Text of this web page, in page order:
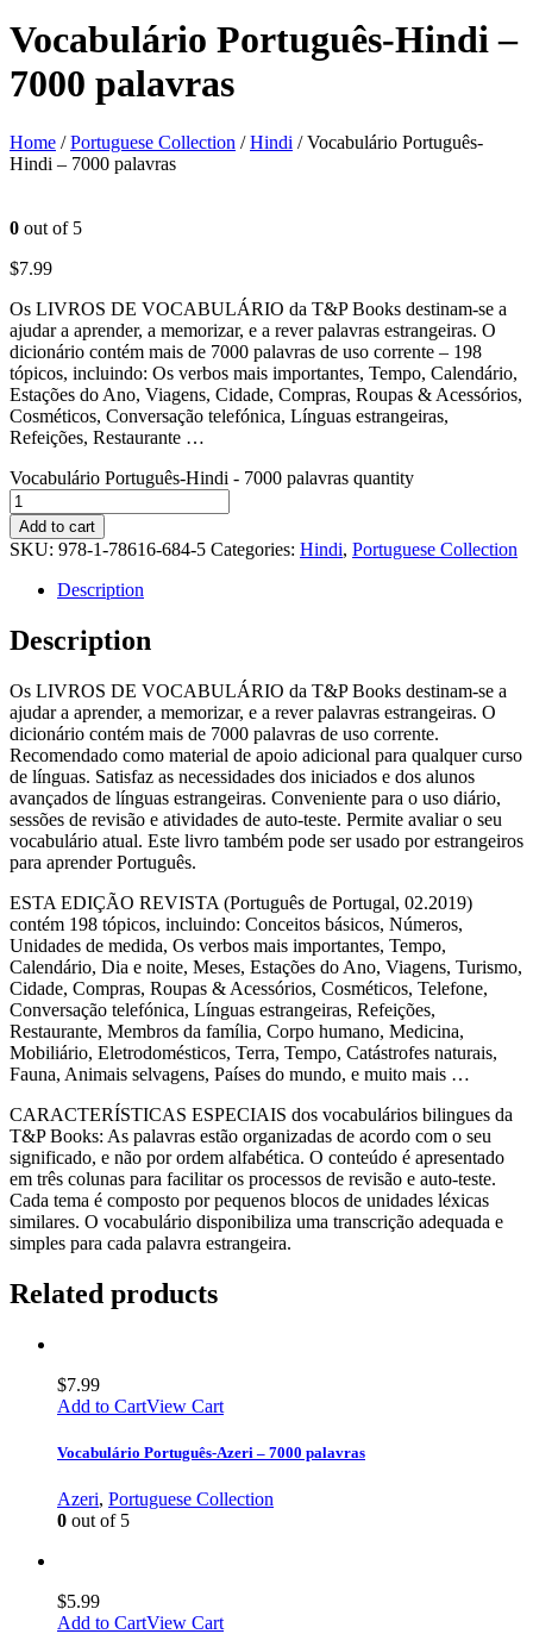
Vocabulário Português-Hindi –
7000 palavras
Home /Portuguese Collection /Hindi / Vocabulário Português-
Hindi – 7000 palavras
0 out of 5
$7.99
Os LIVROS DE VOCABULÁRIO da T&P Books destinam-se a
ajudar a aprender, a memorizar, e a rever palavras estrangeiras. O
dicionário contém mais de 7000 palavras de uso corrente – 198
tópicos, incluindo: Os verbos mais importantes, Tempo, Calendário,
Estações do Ano, Viagens, Cidade, Compras, Roupas & Acessórios,
Cosméticos, Conversação telefónica, Línguas estrangeiras,
Refeições, Restaurante …
Vocabulário Português-Hindi - 7000 palavras quantity
Add to cart
SKU: 978-1-78616-684-5 Categories: Hindi, Portuguese Collection
Description
Description
Os LIVROS DE VOCABULÁRIO da T&P Books destinam-se a
ajudar a aprender, a memorizar, e a rever palavras estrangeiras. O
dicionário contém mais de 7000 palavras de uso corrente.
Recomendado como material de apoio adicional para qualquer curso
de línguas. Satisfaz as necessidades dos iniciados e dos alunos
avançados de línguas estrangeiras. Conveniente para o uso diário,
sessões de revisão e atividades de auto-teste. Permite avaliar o seu
vocabulário atual. Este livro também pode ser usado por estrangeiros
para aprender Português.
ESTA EDIÇÃO REVISTA (Português de Portugal, 02.2019)
contém 198 tópicos, incluindo: Conceitos básicos, Números,
Unidades de medida, Os verbos mais importantes, Tempo,
Calendário, Dia e noite, Meses, Estações do Ano, Viagens, Turismo,
Cidade, Compras, Roupas & Acessórios, Cosméticos, Telefone,
Conversação telefónica, Línguas estrangeiras, Refeições,
Restaurante, Membros da família, Corpo humano, Medicina,
Mobiliário, Eletrodomésticos, Terra, Tempo, Catástrofes naturais,
Fauna, Animais selvagens, Países do mundo, e muito mais …
CARACTERÍSTICAS ESPECIAIS dos vocabulários bilingues da
T&P Books: As palavras estão organizadas de acordo com o seu
significado, e não por ordem alfabética. O conteúdo é apresentado
em três colunas para facilitar os processos de revisão e auto-teste.
Cada tema é composto por pequenos blocos de unidades léxicas
similares. O vocabulário disponibiliza uma transcrição adequada e
simples para cada palavra estrangeira.
Related products
$7.99
Add to CartView Cart
Vocabulário Português-Azeri – 7000 palavras
Azeri, Portuguese Collection
0 out of 5
$5.99
Add to CartView Cart